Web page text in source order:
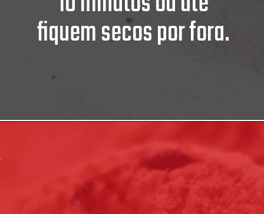
fiquem secos por fora.